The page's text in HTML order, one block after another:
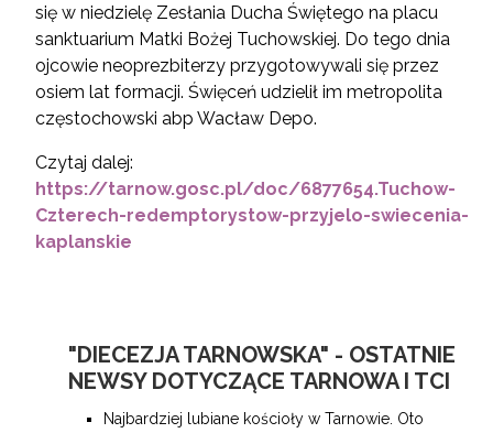
się w niedzielę Zesłania Ducha Świętego na placu
sanktuarium Matki Bożej Tuchowskiej. Do tego dnia
ojcowie neoprezbiterzy przygotowywali się przez
osiem lat formacji. Święceń udzielił im metropolita
częstochowski abp Wacław Depo.
Czytaj dalej:
https://tarnow.gosc.pl/doc/6877654.Tuchow-
Czterech-redemptorystow-przyjelo-swiecenia-
kaplanskie
"DIECEZJA TARNOWSKA" - OSTATNIE
NEWSY DOTYCZĄCE TARNOWA I TCI
Najbardziej lubiane kościoły w Tarnowie. Oto